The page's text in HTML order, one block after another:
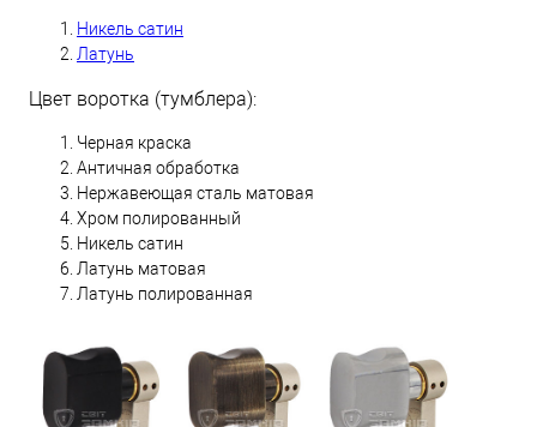
Никель сатин
Латунь
Цвет воротка (тумблера):
Черная краска
Античная обработка
Нержавеющая сталь матовая
Хром полированный
Никель сатин
Латунь матовая
Латунь полированная